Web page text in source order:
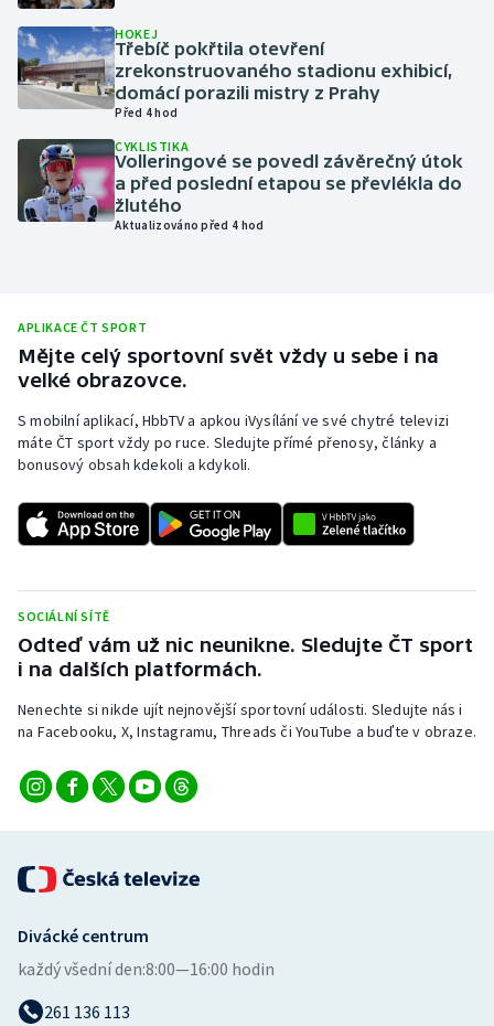
Moderní pětiboj
Motorsport
Olympijské hry
Parasport
Ragby
Rychlostní kanoistika
Short track
Stolní tenis
Triatlon
Veslování
Vodní slalom
Volejbal
Ostatní
HOKEJ
Třebíč pokřtila otevření
zrekonstruovaného stadionu exhibicí,
domácí porazili mistry z Prahy
Před 4 hod
CYKLISTIKA
Volleringové se povedl závěrečný útok
a před poslední etapou se převlékla do
žlutého
Aktualizováno před 4 hod
APLIKACE ČT SPORT
Mějte celý sportovní svět vždy u sebe i na
velké obrazovce.
S mobilní aplikací, HbbTV a apkou iVysílání ve své chytré televizi
máte ČT sport vždy po ruce. Sledujte přímé přenosy, články a
bonusový obsah kdekoli a kdykoli.
SOCIÁLNÍ SÍTĚ
Odteď vám už nic neunikne. Sledujte ČT sport
i na dalších platformách.
Nenechte si nikde ujít nejnovější sportovní události. Sledujte nás i
na Facebooku, X, Instagramu, Threads či YouTube a buďte v obraze.
Divácké centrum
každý všední den:8:00—16:00 hodin
261 136 113